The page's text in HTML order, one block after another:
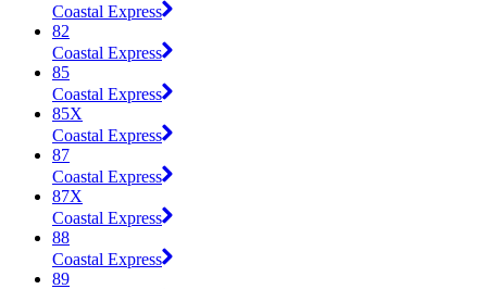
Coastal Express
82
Coastal Express
85
Coastal Express
85X
Coastal Express
87
Coastal Express
87X
Coastal Express
88
Coastal Express
89